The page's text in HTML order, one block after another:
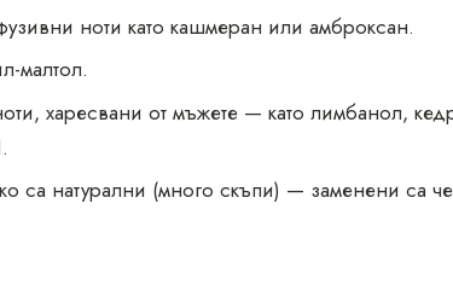
ноти като кашмеран или амброксан.
малтол.
харесвани от мъжете — като лимбанол,
са натурални (много скъпи) — заменени са